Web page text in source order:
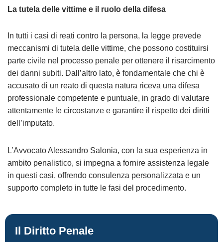
La tutela delle vittime e il ruolo della difesa
In tutti i casi di reati contro la persona, la legge prevede
meccanismi di tutela delle vittime, che possono costituirsi
parte civile nel processo penale per ottenere il risarcimento
dei danni subiti. Dall’altro lato, è fondamentale che chi è
accusato di un reato di questa natura riceva una difesa
professionale competente e puntuale, in grado di valutare
attentamente le circostanze e garantire il rispetto dei diritti
dell’imputato.
L’Avvocato Alessandro Salonia, con la sua esperienza in
ambito penalistico, si impegna a fornire assistenza legale
in questi casi, offrendo consulenza personalizzata e un
supporto completo in tutte le fasi del procedimento.
Il Diritto Penale